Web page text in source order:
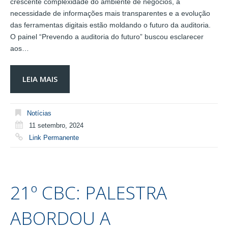
necessidade de informações mais transparentes e a evolução
das ferramentas digitais estão moldando o futuro da auditoria.
O painel “Prevendo a auditoria do futuro” buscou esclarecer
aos…
LEIA MAIS
Notícias
11 setembro, 2024
Link Permanente
21º CBC: PALESTRA
ABORDOU A